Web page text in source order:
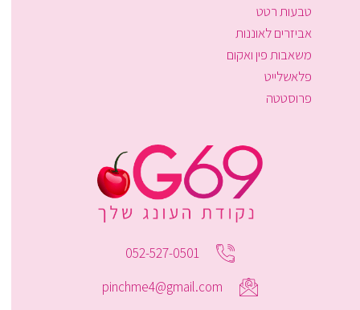
טבעות רטט
אביזרים לאוננות
משאבות פין ואקום
פלאשלייט
פרוסטטה
052-527-0501
pinchme4@gmail.com